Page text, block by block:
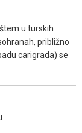
u turskih
približno
carigrada) se